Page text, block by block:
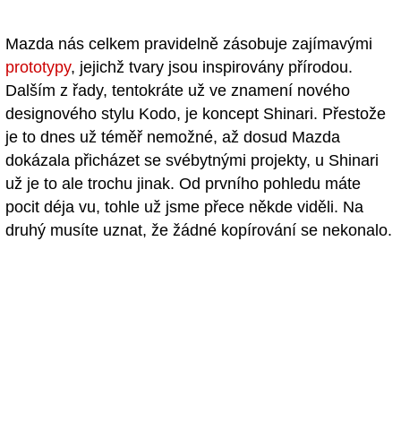
Mazda nás celkem pravidelně zásobuje zajímavými
prototypy, jejichž tvary jsou inspirovány přírodou.
Dalším z řady, tentokráte už ve znamení nového
designového stylu Kodo, je koncept Shinari. Přestože
je to dnes už téměř nemožné, až dosud Mazda
dokázala přicházet se svébytnými projekty, u Shinari
už je to ale trochu jinak. Od prvního pohledu máte
pocit déja vu, tohle už jsme přece někde viděli. Na
druhý musíte uznat, že žádné kopírování se nekonalo.